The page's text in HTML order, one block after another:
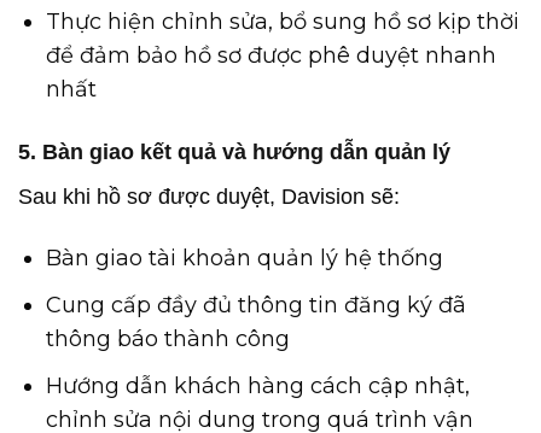
Thực hiện chỉnh sửa, bổ sung hồ sơ kịp thời
để đảm bảo hồ sơ được phê duyệt nhanh
nhất
5. Bàn giao kết quả và hướng dẫn quản lý
Sau khi hồ sơ được duyệt, Davision sẽ:
Bàn giao tài khoản quản lý hệ thống
Cung cấp đầy đủ thông tin đăng ký đã
thông báo thành công
Hướng dẫn khách hàng cách cập nhật,
chỉnh sửa nội dung trong quá trình vận